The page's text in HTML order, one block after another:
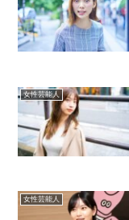
女性芸能人
女性芸能人